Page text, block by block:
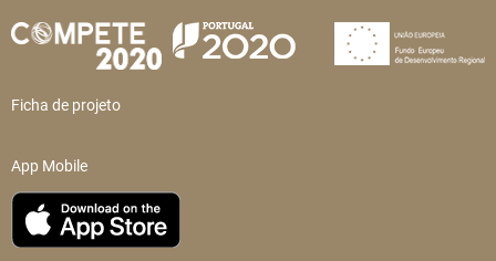
Ficha de projeto
App Mobile